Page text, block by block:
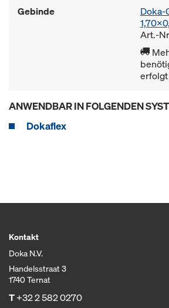
Gebinde
Art.-
ANWENDBAR IN FOLGENDEN
Dokaflex
Kontakt
Doka N.V.
Handelsstraat 3
1740 Ternat
T+32 2 582 0270